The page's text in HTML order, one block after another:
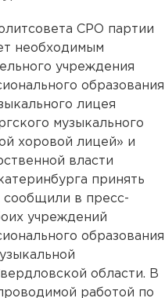
СРО партии
необходимым
учреждения
образования
лицея
музыкального
хоровой лицей» и
власти
принять
в пресс-
учреждений
образования
области. В
работой по